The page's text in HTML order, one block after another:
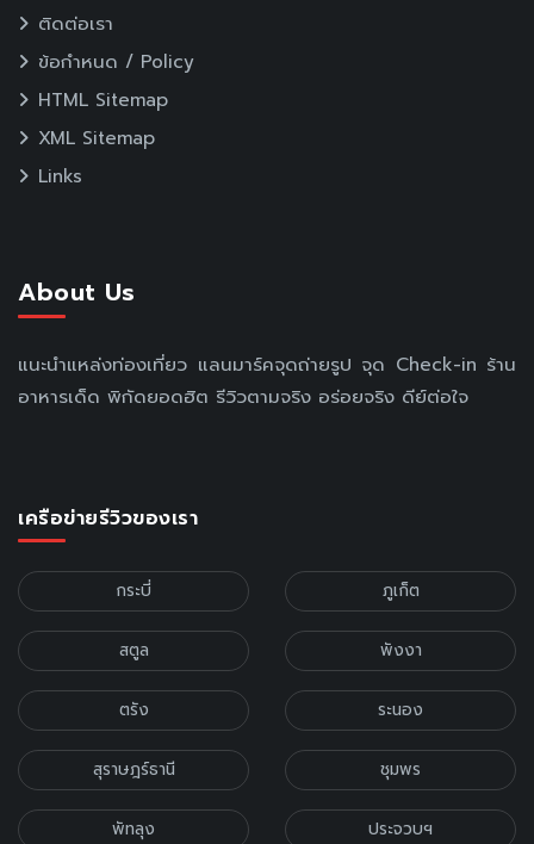
ติดต่อเรา
ข้อกำหนด / Policy
HTML Sitemap
XML Sitemap
Links
About Us
แนะนำแหล่งท่องเที่ยว แลนมาร์คจุดถ่ายรูป จุด Check-in ร้าน
อาหารเด็ด พิกัดยอดฮิต รีวิวตามจริง อร่อยจริง ดีย์ต่อใจ
เครือข่ายรีวิวของเรา
กระบี่ ภูเก็ต
สตูล พังงา
ตรัง ระนอง
สุราษฎร์ธานี ชุมพร
พัทลุง ประจวบฯ